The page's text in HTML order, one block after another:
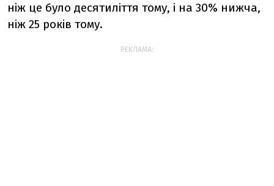
ніж це було десятиліття тому, і на 30% нижча,
ніж 25 років тому.
РЕКЛАМА: